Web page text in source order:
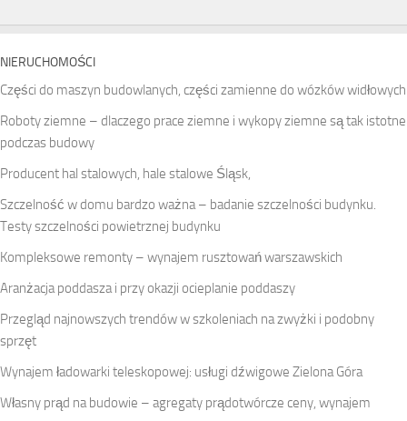
NIERUCHOMOŚCI
Części do maszyn budowlanych, części zamienne do wózków widłowych
Roboty ziemne – dlaczego prace ziemne i wykopy ziemne są tak istotne
podczas budowy
Producent hal stalowych, hale stalowe Śląsk,
Szczelność w domu bardzo ważna – badanie szczelności budynku.
Testy szczelności powietrznej budynku
Kompleksowe remonty – wynajem rusztowań warszawskich
Aranżacja poddasza i przy okazji ocieplanie poddaszy
Przegląd najnowszych trendów w szkoleniach na zwyżki i podobny
sprzęt
Wynajem ładowarki teleskopowej: usługi dźwigowe Zielona Góra
Własny prąd na budowie – agregaty prądotwórcze ceny, wynajem